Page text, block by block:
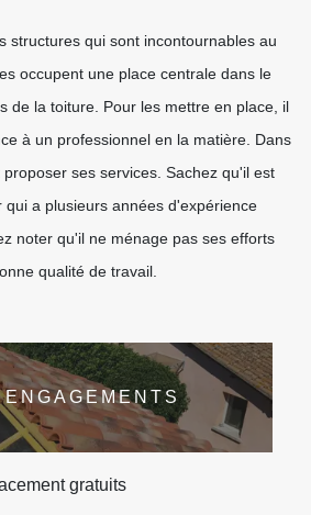
structures qui sont incontournables au
occupent une place centrale dans le
de la toiture. Pour les mettre en place, il
à un professionnel en la matière. Dans
ses services. Sachez qu'il est
qui a plusieurs années d'expérience
noter qu'il ne ménage pas ses efforts
qualité de travail.
ENGAGEMENTS
gratuits